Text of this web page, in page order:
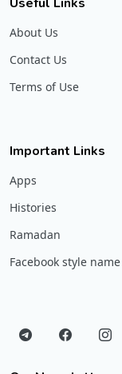
About Us
Contact Us
Terms of Use
Important Links
Apps
Histories
Ramadan
Facebook style name